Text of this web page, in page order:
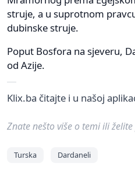
struje, a u suprotnom
dubinske struje.
Poput Bosfora na sjeveru,
od Azije.
Klix.ba čitajte i u našoj
Znate nešto više o temi ili
Turska Dardaneli